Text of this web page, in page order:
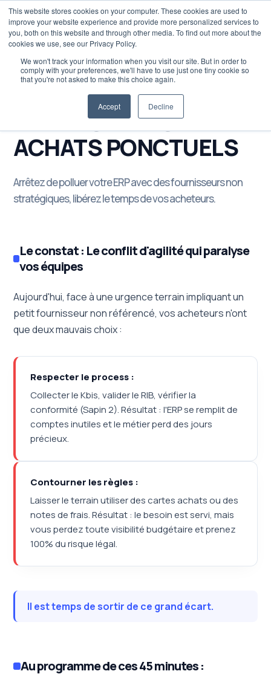
This website stores cookies on your computer. These cookies are used to
improve your website experience and provide more personalized services to
you, both on this website and through other media. To find out more about the
cookies we use, see our Privacy Policy.
We won't track your information when you visit our site. But in order to
comply with your preferences, we'll have to use just one tiny cookie so
that you're not asked to make this choice again.
Accept Decline
MAÎTRISER LES
ACHATS PONCTUELS
Arrêtez de polluer votre ERP avec des fournisseurs non
stratégiques, libérez le temps de vos acheteurs.
Le constat : Le conflit d'agilité qui paralyse
vos équipes
Aujourd'hui, face à une urgence terrain impliquant un
petit fournisseur non référencé, vos acheteurs n'ont
que deux mauvais choix :
Respecter le process :
Collecter le Kbis, valider le RIB, vérifier la
conformité (Sapin 2). Résultat : l'ERP se remplit de
comptes inutiles et le métier perd des jours
précieux.
Contourner les règles :
Laisser le terrain utiliser des cartes achats ou des
notes de frais. Résultat : le besoin est servi, mais
vous perdez toute visibilité budgétaire et prenez
100% du risque légal.
Il est temps de sortir de ce grand écart.
Au programme de ces 45 minutes :